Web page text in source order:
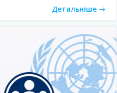
Детальніше